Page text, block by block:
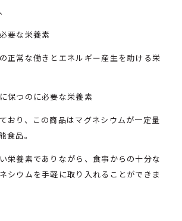
要な栄養素
正常な働きとエネルギー産生を助ける栄
保つのに必要な栄養素
おり、この商品はマグネシウムが一定量
食品。
栄養素でありながら、食事からの十分な
シウムを手軽に取り入れることができま